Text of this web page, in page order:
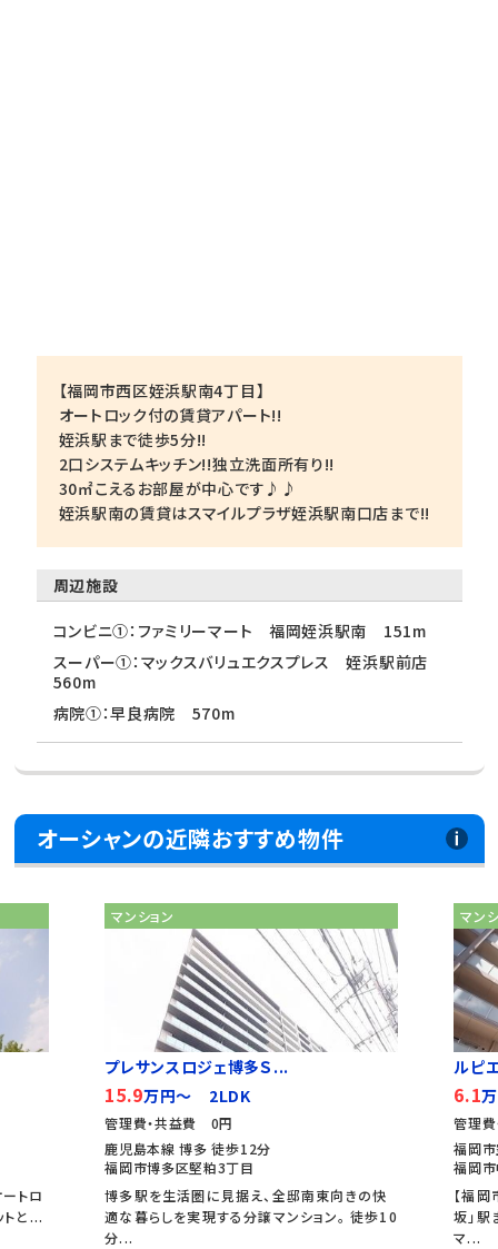
【福岡市西区姪浜駅南4丁目】
オートロック付の賃貸アパート!!
姪浜駅まで徒歩5分!!
2口システムキッチン!!独立洗面所有り!!
30㎡こえるお部屋が中心です♪♪
姪浜駅南の賃貸はスマイルプラザ姪浜駅南口店まで!!
周辺施設
コンビニ①：ファミリーマート 福岡姪浜駅南 151m
スーパー①：マックスバリュエクスプレス 姪浜駅前店
560m
病院①：早良病院 570m
オーシャンの近隣おすすめ物件
トロ
トと...
マンション
プレサンスロジェ博多Ｓ...
15.9万円～ 2LDK
管理費・共益費 0円
鹿児島本線 博多 徒歩12分
福岡市博多区堅粕3丁目
博多駅を生活圏に見据え、全邸南東向きの快
適な暮らしを実現する分譲マンション。 徒歩10
分...
マン
ルピ
6.1
管理
福岡
福岡
【福
坂」
マ...